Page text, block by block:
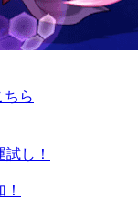
ちら
し！